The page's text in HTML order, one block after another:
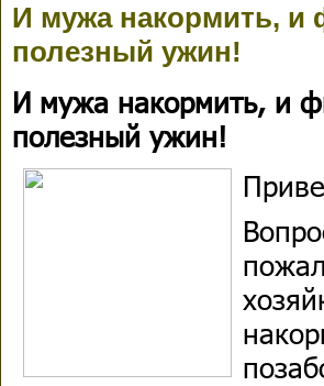
И мужа накормить, и
полезный ужин!
И мужа накормить, и
полезный ужин!